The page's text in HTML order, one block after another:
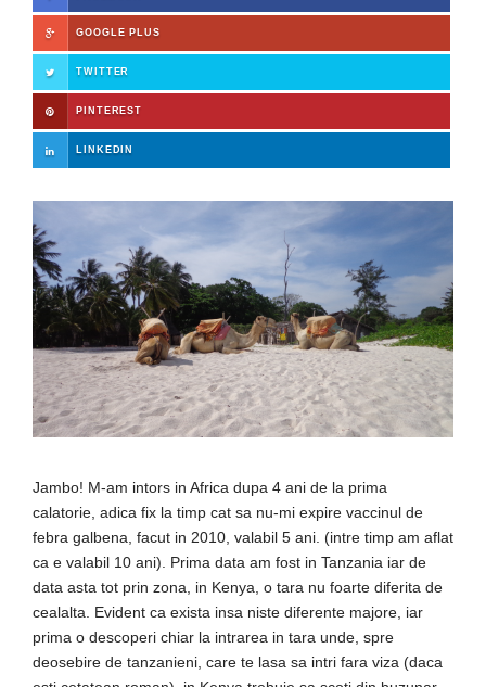
GOOGLE PLUS
TWITTER
PINTEREST
LINKEDIN
Jambo! M-am intors in Africa dupa 4 ani de la prima
calatorie, adica fix la timp cat sa nu-mi expire vaccinul de
febra galbena, facut in 2010, valabil 5 ani. (intre timp am aflat
ca e valabil 10 ani). Prima data am fost in Tanzania iar de
data asta tot prin zona, in Kenya, o tara nu foarte diferita de
cealalta. Evident ca exista insa niste diferente majore, iar
prima o descoperi chiar la intrarea in tara unde, spre
deosebire de tanzanieni, care te lasa sa intri fara viza (daca